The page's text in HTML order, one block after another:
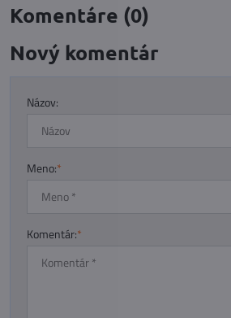
Komentáre (0)
Nový komentár
Názov:
Meno:*
Komentár:*